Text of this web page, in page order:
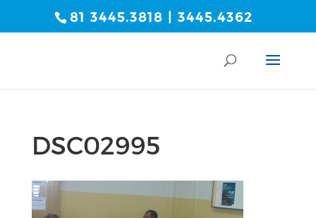
81 3445.3818 | 3445.4362
DSC02995